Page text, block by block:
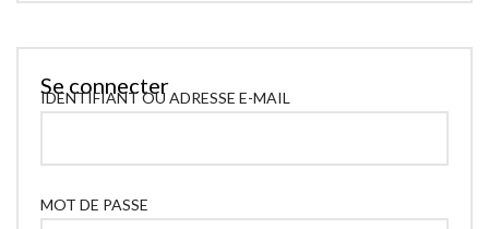
Se connecter
IDENTIFIANT OU ADRESSE E-MAIL
MOT DE PASSE